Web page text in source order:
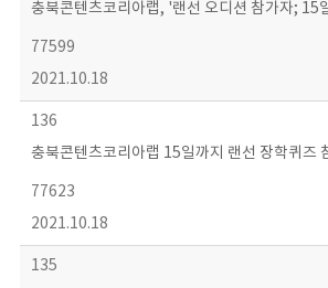
충북콘텐츠코리아랩, '랜선 오디션 참가자; 15
77599
2021.10.18
136
충북콘텐츠코리아랩 15일까지 랜선 장학퀴즈
77623
2021.10.18
135